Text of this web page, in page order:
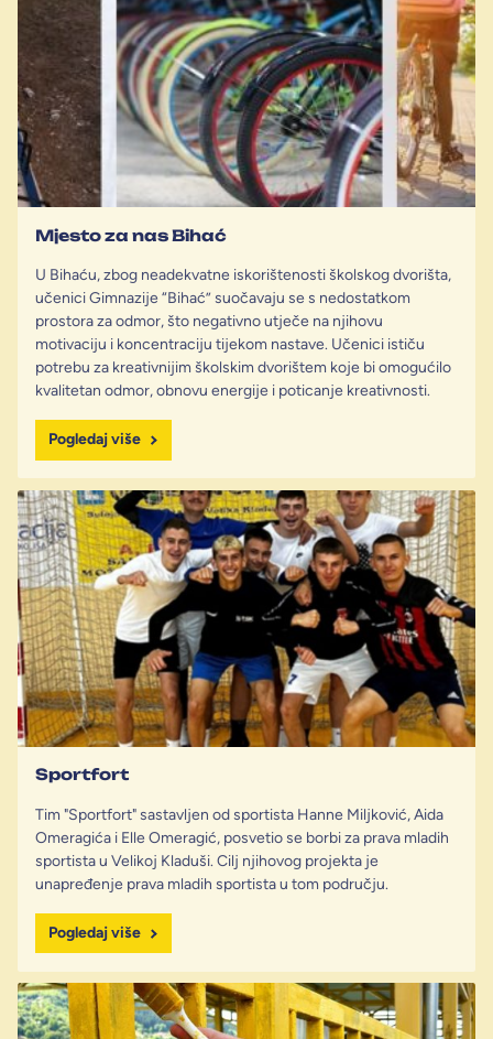
Mjesto za nas Bihać
U Bihaću, zbog neadekvatne iskorištenosti školskog dvorišta,
učenici Gimnazije “Bihać” suočavaju se s nedostatkom
prostora za odmor, što negativno utječe na njihovu
motivaciju i koncentraciju tijekom nastave. Učenici ističu
potrebu za kreativnijim školskim dvorištem koje bi omogućilo
kvalitetan odmor, obnovu energije i poticanje kreativnosti.
Pogledaj više
Sportfort
Tim "Sportfort" sastavljen od sportista Hanne Miljković, Aida
Omeragića i Elle Omeragić, posvetio se borbi za prava mladih
sportista u Velikoj Kladuši. Cilj njihovog projekta je
unapređenje prava mladih sportista u tom području.
Pogledaj više